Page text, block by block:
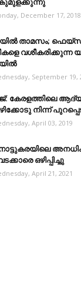
December 17, 2018
താമസം;
September 19,
കേരളത്തിലെ
നിന്ന്
April 03, 2019
ഒഴിപ്പിച്ചു
April 21, 2021